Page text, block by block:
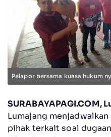
Pelapor bersama kuasa hukum
SURABAYAPAGI.COM,
Lumajang
pihak terkait soal